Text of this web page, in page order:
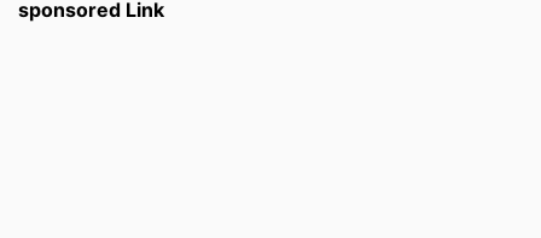
sponsored Link